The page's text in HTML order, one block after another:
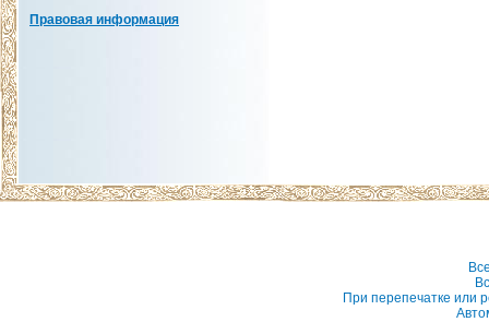
Правовая информация
При перепечатке или